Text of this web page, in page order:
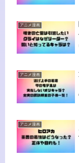
アニメ漫画
アニメ漫画
アニメ漫画